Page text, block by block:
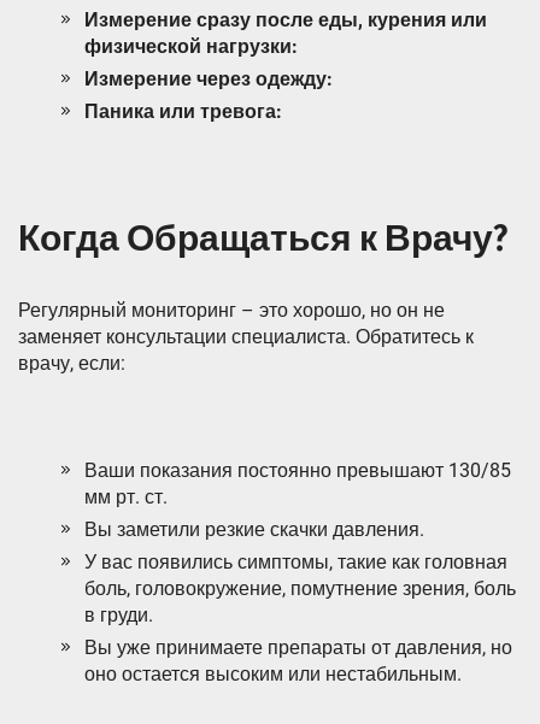
Измерение сразу после еды, курения или
физической нагрузки:
Измерение через одежду:
Паника или тревога:
Когда Обращаться к Врачу?
Регулярный мониторинг – это хорошо, но он не
заменяет консультации специалиста. Обратитесь к
врачу, если:
Ваши показания постоянно превышают 130/85
мм рт. ст.
Вы заметили резкие скачки давления.
У вас появились симптомы, такие как головная
боль, головокружение, помутнение зрения, боль
в груди.
Вы уже принимаете препараты от давления, но
оно остается высоким или нестабильным.